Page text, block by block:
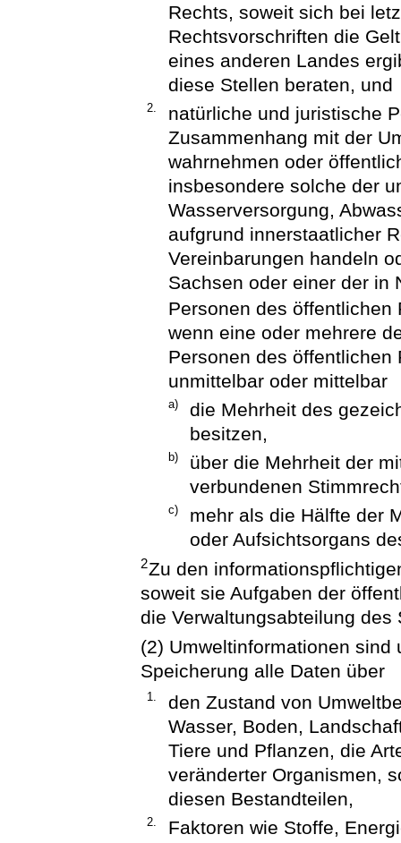
Rechts, soweit sich bei
Rechtsvorschriften die
eines anderen Landes
diese Stellen beraten, und
2.
natürliche und juristische
Zusammenhang mit der
wahrnehmen oder
insbesondere solche der
Wasserversorgung,
aufgrund innerstaatlicher
Vereinbarungen handeln
Sachsen oder einer der in
Personen des
wenn eine oder mehrere
Personen des
unmittelbar oder mittelbar
a)
die Mehrheit des
besitzen,
b)
über die Mehrheit der
verbundenen
c)
mehr als die Hälfte der
oder Aufsichtsorgans
2Zu den
soweit sie Aufgaben der
die Verwaltungsabteilung
(2) Umweltinformationen sind
Speicherung alle Daten über
1.
den Zustand von
Wasser, Boden,
Tiere und Pflanzen, die
veränderter Organismen,
diesen Bestandteilen,
2.
Faktoren wie Stoffe,